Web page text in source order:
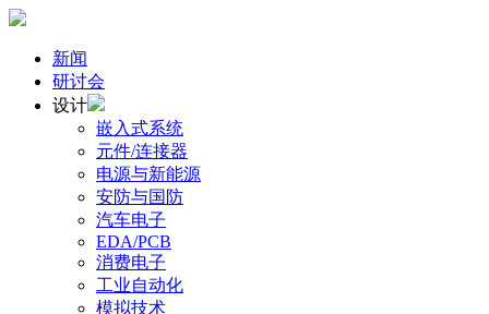
新闻
研讨会
设计
嵌入式系统
元件/连接器
电源与新能源
安防与国防
汽车电子
EDA/PCB
消费电子
工业自动化
模拟技术